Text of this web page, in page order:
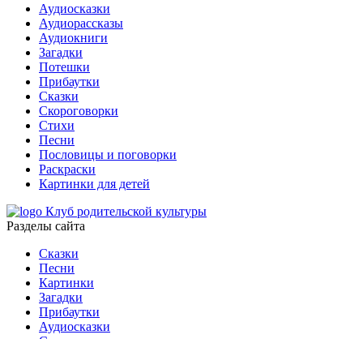
Аудиосказки
Аудиорассказы
Аудиокниги
Загадки
Потешки
Прибаутки
Сказки
Скороговорки
Стихи
Песни
Пословицы и поговорки
Раскраски
Картинки для детей
Клуб родительской культуры
Разделы сайта
Сказки
Песни
Картинки
Загадки
Прибаутки
Аудиосказки